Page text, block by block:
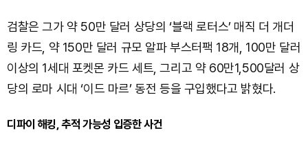
검찰은 그가 약 50만 달러 상당의 ‘블랙 로터스’ 매직 더 개더
링 카드, 약 150만 달러 규모 알파 부스터팩 18개, 100만 달러
이상의 1세대 포켓몬 카드 세트, 그리고 약 60만1,500달러 상
당의 로마 시대 ‘이드 마르’ 동전 등을 구입했다고 밝혔다.
디파이 해킹, 추적 가능성 입증한 사건